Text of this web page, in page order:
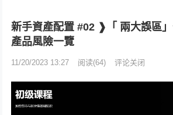
新手資產配置 #02 ❱「 兩大誤區
產品風險一覽
11/20/2023 13:27 阅读(64) 评论关闭